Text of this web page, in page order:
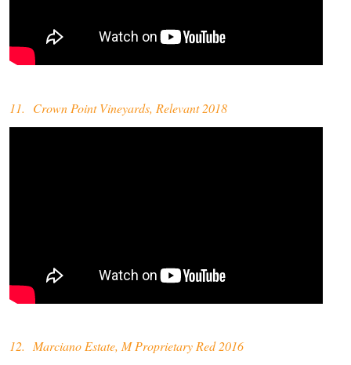
11. Crown Point Vineyards, Relevant 2018
12. Marciano Estate, M Proprietary Red 2016